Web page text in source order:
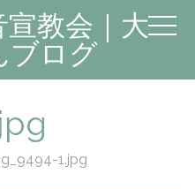
教会｜大
ブログ
1.jpg